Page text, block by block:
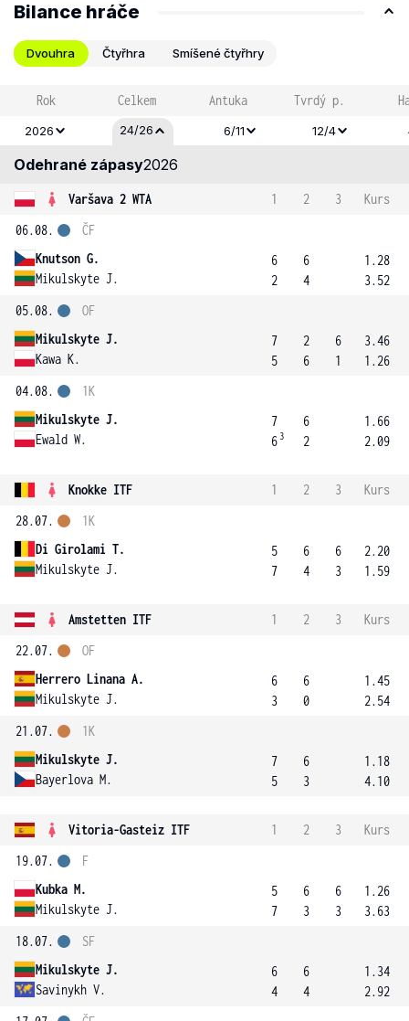
Bilance hráče
Dvouhra Čtyřhra Smíšené čtyřhry
Rok Celkem Antuka Tvrdý p.
2026 24/26 6/11 12/4
Odehrané zápasy2026
Varšava 2 WTA 1 2 3
Kurs
06.08.
Knutson G.
Mikulskyte J.
ČF
6
2
6
4
1.28
3.52
05.08.
Mikulskyte J.
Kawa K.
OF
7
5
2
6
6
1
3.46
1.26
04.08.
Mikulskyte J.
Ewald W.
1K
7
6 3
6
2
1.66
2.09
Knokke ITF 1 2 3
Kurs
28.07.
Di Girolami T.
Mikulskyte J.
1K
5
7
6
4
6
3
2.20
1.59
Amstetten ITF 1 2 3
Kurs
22.07.
Herrero Linana A.
Mikulskyte J.
OF
6
3
6
0
1.45
2.54
21.07.
Mikulskyte J.
Bayerlova M.
1K
7
5
6
3
1.18
4.10
Vitoria-Gasteiz ITF 1 2 3
Kurs
19.07.
Kubka M.
Mikulskyte J.
F
5
7
6
3
6
3
1.26
3.63
18.07.
Mikulskyte J.
Savinykh V.
SF
6
4
6
4
1.34
2.92